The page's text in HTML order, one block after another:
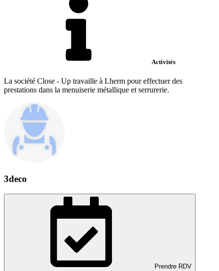
Activités
La société Close - Up travaille à Lherm pour effectuer des
prestations dans la menuiserie métallique et serrurerie.
3deco
Prendre RDV